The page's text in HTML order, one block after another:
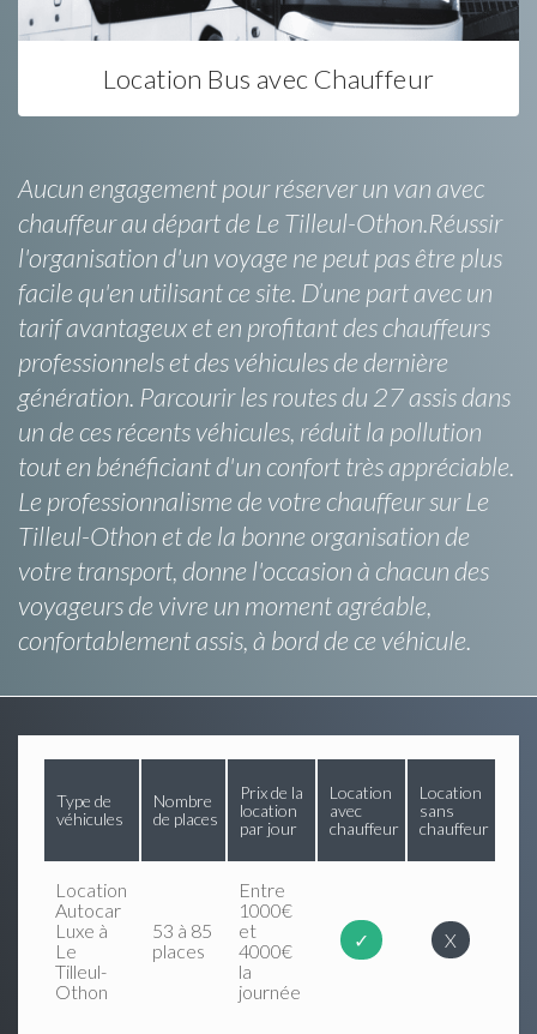
Location Bus avec Chauffeur
Aucun engagement pour réserver un van avec
chauffeur au départ de Le Tilleul-Othon.Réussir
l'organisation d'un voyage ne peut pas être plus
facile qu'en utilisant ce site. D’une part avec un
tarif avantageux et en profitant des chauffeurs
professionnels et des véhicules de dernière
génération. Parcourir les routes du 27 assis dans
un de ces récents véhicules, réduit la pollution
tout en bénéficiant d'un confort très appréciable.
Le professionnalisme de votre chauffeur sur Le
Tilleul-Othon et de la bonne organisation de
votre transport, donne l'occasion à chacun des
voyageurs de vivre un moment agréable,
confortablement assis, à bord de ce véhicule.
Type de
véhicules
Nombre
de places
Prix de la
location
par jour
Location
avec
chauffeur
Location
sans
chauffeur
Location
Autocar
Luxe à
Le
Tilleul-
Othon
53 à 85
places
Entre
1000€
et
4000€
la
journée
✓ X